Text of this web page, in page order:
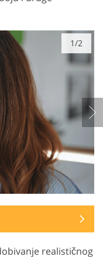
1/2
realističnog